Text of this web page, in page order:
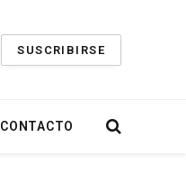
SUSCRIBIRSE
CONTACTO